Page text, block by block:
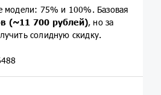
модели: 75% и 100%. Базовая
(~11 700 рублей), но за
солидную скидку.